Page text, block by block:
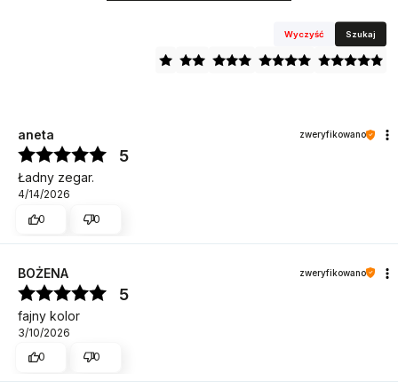
Wyczyść Szukaj
aneta zweryfikowano
5
Ładny zegar.
4/14/2026
0
0
BOŻENA zweryfikowano
5
fajny kolor
3/10/2026
0
0